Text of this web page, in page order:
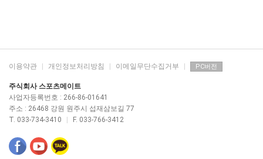
이용약관 개인정보처리방침 이메일무단수집거부 PC버전
주식회사 스포츠메이트
사업자등록번호 : 266-86-01641
주소 : 26468 강원 원주시 섭재삼보길 77
T. 033-734-3410
F. 033-766-3412